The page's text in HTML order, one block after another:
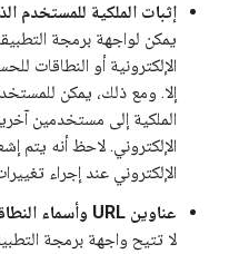
إثبات الملكية للمستخدم
يمكن لواجهة برمجة
الإلكترونية أو النطاقات
إلا. ومع ذلك، يمكن
الملكية إلى مستخدمين
الإلكتروني. لاحظ أنه يتم
الإلكتروني عند إجراء
عناوين URL وأسماء النطاقات التي تمت تسويتها فقط:
لا تتيح واجهة برمجة